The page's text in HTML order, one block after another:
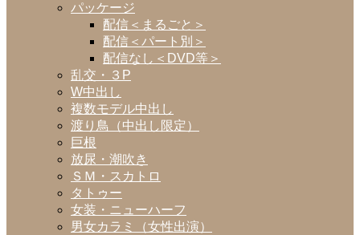
パッケージ
配信＜まるごと＞
配信＜パート別＞
配信なし＜DVD等＞
乱交・３P
W中出し
複数モデル中出し
渡り鳥（中出し限定）
巨根
放尿・潮吹き
ＳＭ・スカトロ
タトゥー
女装・ニューハーフ
男女カラミ（女性出演）